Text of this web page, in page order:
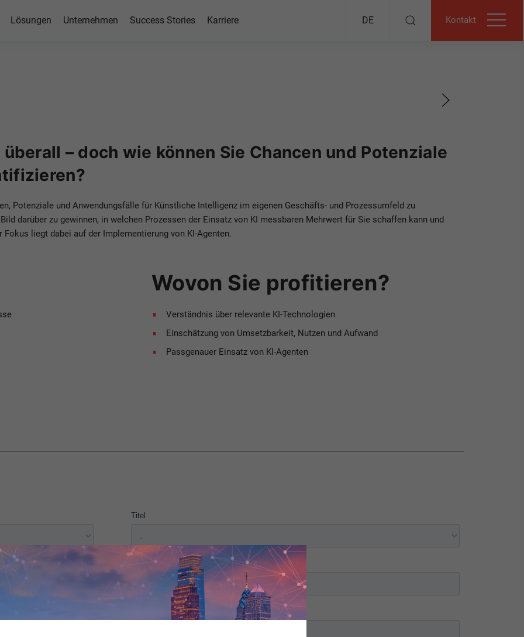
Lösungen Unternehmen Success Stories Karriere DE Kontakt
– doch wie können Sie Chancen und Potenziale
Potenziale und Anwendungsfälle für Künstliche Intelligenz im eigenen Geschäfts- und Prozessumfeld zu
darüber zu gewinnen, in welchen Prozessen der Einsatz von KI messbaren Mehrwert für Sie schaffen kann und
liegt dabei auf der Implementierung von KI-Agenten.
Wovon Sie profitieren?
Verständnis über relevante KI-Technologien
Einschätzung von Umsetzbarkeit, Nutzen und Aufwand
Passgenauer Einsatz von KI-Agenten